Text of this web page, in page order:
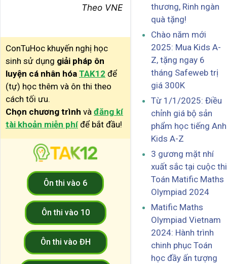
Theo VNE
ConTuHoc khuyến nghị học
sinh sử dụng giải pháp ôn
luyện cá nhân hóa TAK12 để
(tự) học thêm và ôn thi theo
cách tối ưu.
Chọn chương trình và đăng kí
tài khoản miễn phí để bắt đầu!
Ôn thi vào 6
Ôn thi vào 10
Ôn thi vào ĐH
thương, Rinh ngàn
quà tặng!
Chào năm mới
2025: Mua Kids A-
Z, tặng ngay 6
tháng Safeweb trị
giá 300K
Từ 1/1/2025: Điều
chỉnh giá bộ sản
phẩm học tiếng Anh
Kids A-Z
3 gương mặt nhí
xuất sắc tại cuộc thi
Toán Matific Maths
Olympiad 2024
Matific Maths
Olympiad Vietnam
2024: Hành trình
chinh phục Toán
học đầy ấn tượng